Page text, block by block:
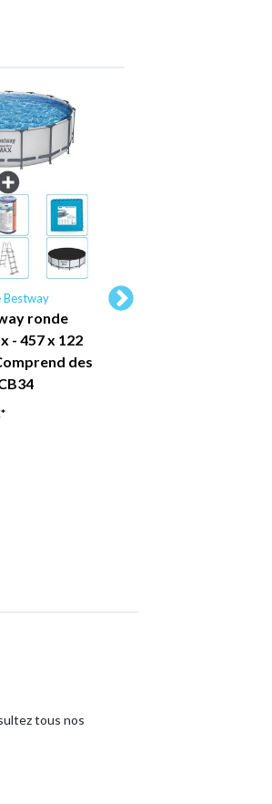
Bestway
ronde
- 457 x 122
des
tous nos